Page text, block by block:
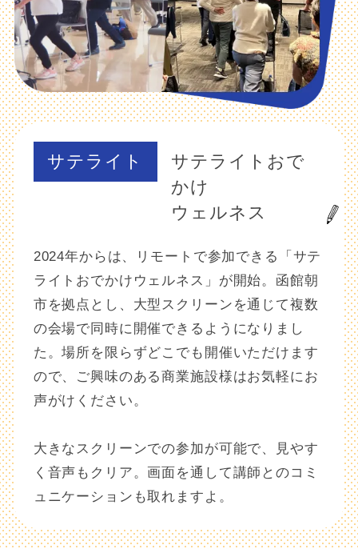
サテライトおで
かけ
ウェルネス
2024年からは、リモートで参加できる「サテ
ライトおでかけウェルネス」が開始。函館朝
市を拠点とし、大型スクリーンを通じて複数
の会場で同時に開催できるようになりまし
た。場所を限らずどこでも開催いただけます
ので、ご興味のある商業施設様はお気軽にお
声がけください。
大きなスクリーンでの参加が可能で、見やす
く音声もクリア。画面を通して講師とのコミ
ュニケーションも取れますよ。